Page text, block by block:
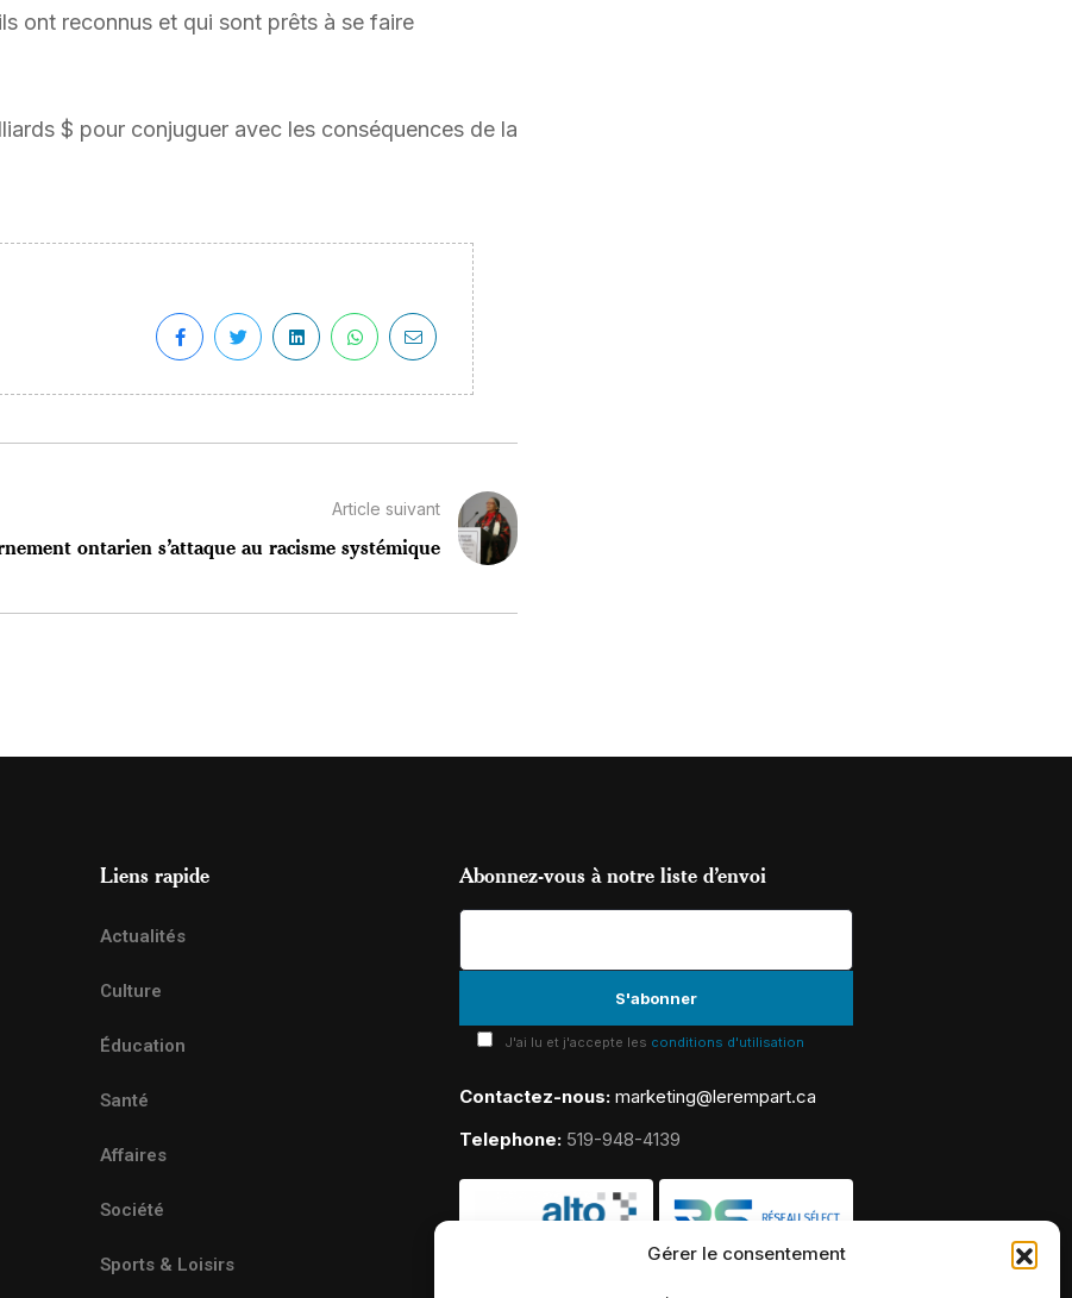
Gérer le consentement
ont reconnus et qui sont prêts à se faire
$ pour conjuguer avec les conséquences de la
Article suivant
ontarien s’attaque au racisme systémique
Liens rapide
Actualités
Culture
Éducation
Santé
Affaires
Société
Sports & Loisirs
Abonnez-vous à notre liste d’envoi
J'ai lu et j'accepte les conditions d'utilisation
Contactez-nous: marketing@lerempart.ca
Telephone: 519-948-4139